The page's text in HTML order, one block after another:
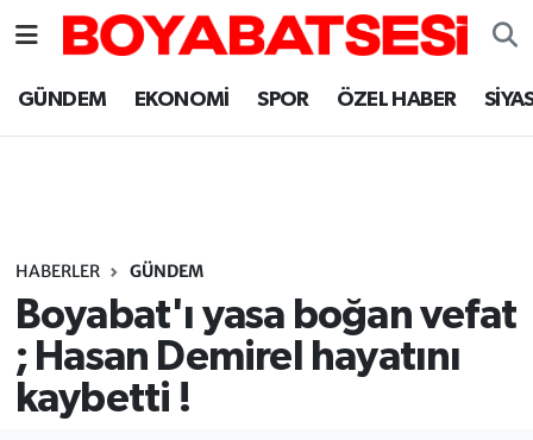
GÜNDEM EKONOMİ SPOR ÖZEL HABER
HABERLER GÜNDEM
Boyabat'ı yasa boğan vefat
; Hasan Demirel hayatını
kaybetti !
Sinop Nöbetçi Eczaneler
Sinop Trafik Yoğunluk Haritası
Süper Lig Puan Durumu ve Fikstür
Tüm Manşetler